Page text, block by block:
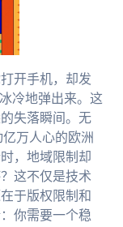
开手机，却发
冷地弹出来。这
失落瞬间。无
万人心的欧洲
，地域限制却
这不仅是技术
于版权限制和
你需要一个稳